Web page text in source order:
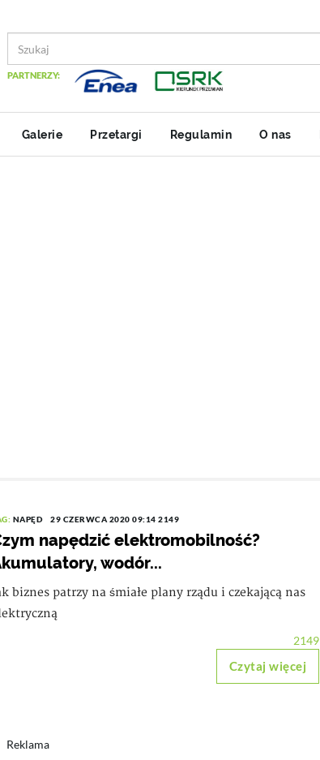
PARTNERZY:
Galerie Przetargi Regulamin O nas
NAPĘD 29 CZERWCA 2020 09:14 2149
napędzić elektromobilność?
wodór...
biznes patrzy na śmiałe plany rządu i czekającą nas
2149
Czytaj więcej
Reklama